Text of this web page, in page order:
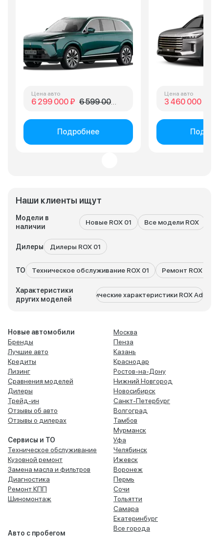
Наши клиенты ищут
Модели в
наличии
Новые ROX 01 Все модели ROX
Дилеры Дилеры ROX 01
ТО Техническое обслуживание ROX 01 Ремонт ROX 01
Характеристики
других моделей
Технические характеристики ROX
Цена авто
6 299 000 ₽ 6 599 000 ₽
Подробнее
Цена авто
3 460 000 ₽
Новые автомобили
Бренды
Лучшие авто
Кредиты
Лизинг
Сравнения моделей
Дилеры
Трейд-ин
Отзывы об авто
Отзывы о дилерах
Сервисы и ТО
Техническое обслуживание
Кузовной ремонт
Замена масла и фильтров
Диагностика
Ремонт КПП
Шиномонтаж
Авто с пробегом
Москва
Пенза
Казань
Краснодар
Ростов-на-Дону
Нижний Новгород
Новосибирск
Санкт-Петербург
Волгоград
Тамбов
Мурманск
Уфа
Челябинск
Ижевск
Воронеж
Пермь
Сочи
Тольятти
Самара
Екатеринбург
Все города